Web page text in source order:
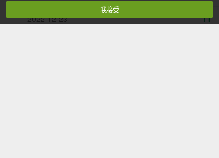
2022-12-23
+1
我接受